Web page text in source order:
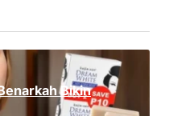
Bikin